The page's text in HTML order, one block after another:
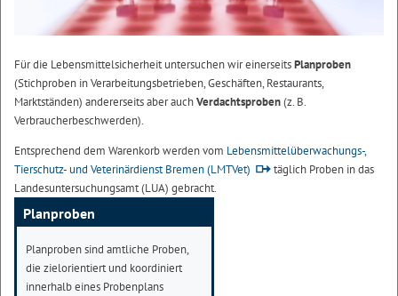
Für die Lebensmittelsicherheit untersuchen wir einerseitsPlanproben
(Stichproben in Verarbeitungsbetrieben, Geschäften, Restaurants,
Marktständen) andererseits aber auchVerdachtsproben(z. B.
Verbraucherbeschwerden).
Entsprechend dem Warenkorb werden vom Lebensmittelüberwachungs-,
Tierschutz- und Veterinärdienst Bremen (LMTVet)
täglich Proben in das
Landesuntersuchungsamt (LUA) gebracht.
Planproben
Planproben sind amtliche Proben,
die zielorientiert und koordiniert
innerhalb eines Probenplans